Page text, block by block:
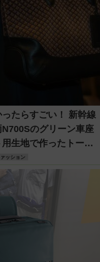
らすごい！ 新幹線
のグリーン車座
生地で作ったトート
チバッグ登場！
ッション